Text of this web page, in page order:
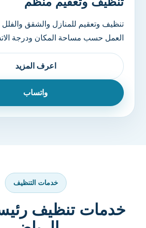
تنظيف وتعقيم للمنازل والشقق
العمل حسب مساحة المكان ودرجة
اعرف المزيد
واتساب
خدمات التنظيف
خدمات تنظيف